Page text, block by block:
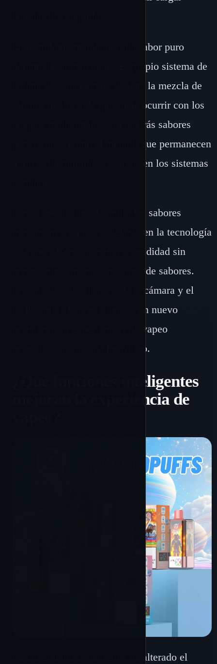
La tecnología mantiene cada sabor puro
durante las transiciones. El propio sistema de
bobina de cada cámara detiene la mezcla de
sabores no deseada que suele ocurrir con los
tanques tradicionales. No tendrás sabores
persistentes, como el mentol, que permanecen
a través de múltiples recargas en los sistemas
Estos desechables de múltiples sabores
marcan un gran paso adelante en la tecnología
de vapeo. Combinan una comodidad sin
precedentes con más opciones de sabores.
Los sofisticados diseños de la cámara y el
fácil cambio han establecido un nuevo
estándar para experiencias de vapeo
específicas para cada individuo.
¿Qué funciones inteligentes
mejoran la experiencia de
La integración tecnológica ha alterado el